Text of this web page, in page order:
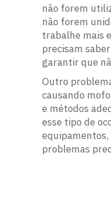
não forem
não forem
trabalhe mais
precisam
garantir que
Outro
causando
e métodos
esse tipo de
problemas